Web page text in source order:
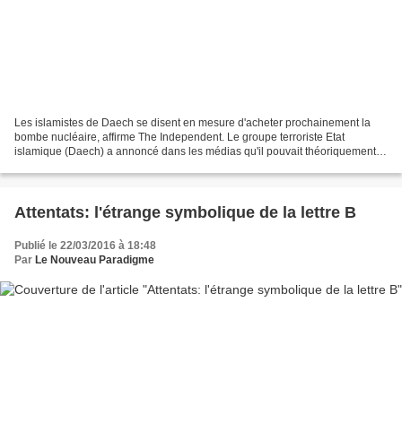
Les islamistes de Daech se disent en mesure d'acheter prochainement la
bombe nucléaire, affirme The Independent. Le groupe terroriste Etat
islamique (Daech) a annoncé dans les médias qu'il pouvait théoriquement
Attentats: l'étrange symbolique de la lettre B
Publié le 22/03/2016 à 18:48
Par Le Nouveau Paradigme